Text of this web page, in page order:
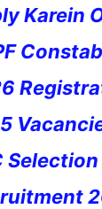
Karein